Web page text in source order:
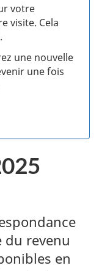
votre
visite. Cela
une nouvelle
une fois
du revenu
en